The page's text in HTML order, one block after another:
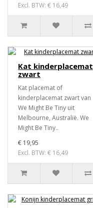
Excl. BTW: € 16,49
Kat kinderplacemat
zwart
Kat placemat of
kinderplacemat zwart van
We Might Be Tiny uit
Melbourne, Australië. We
Might Be Tiny..
€ 19,95
Excl. BTW: € 16,49